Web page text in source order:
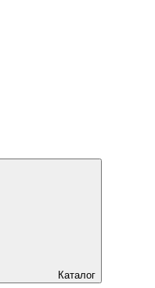
Каталог